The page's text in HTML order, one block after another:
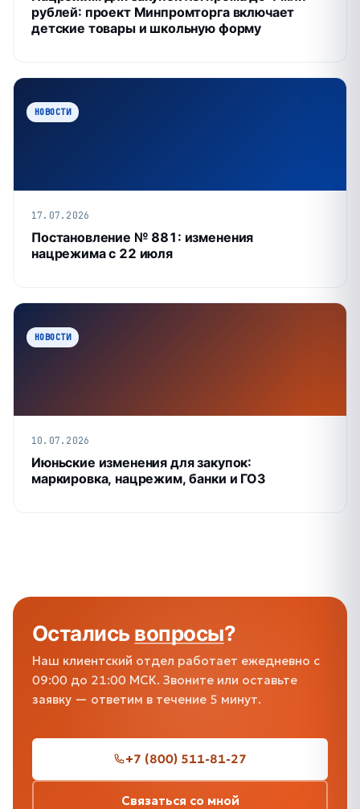
рублей: проект Минпромторга включает
детские товары и школьную форму
НОВОСТИ
17.07.2026
Постановление № 881: изменения
нацрежима с 22 июля
НОВОСТИ
10.07.2026
Июньские изменения для закупок:
маркировка, нацрежим, банки и ГОЗ
Осталисьвопросы?
Наш клиентский отдел работает ежедневно с
09:00 до 21:00 МСК. Звоните или оставьте
заявку — ответим в течение 5 минут.
+7 (800) 511-81-27
Связаться со мной